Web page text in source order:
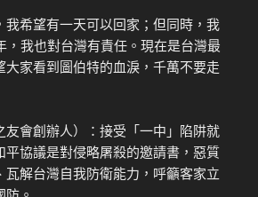
我希望有一天可以回家；但同時，我
，我也對台灣有責任。現在是台灣最
大家看到圖伯特的血淚，千萬不要走
友會創辦人）：接受「一中」陷阱就
平協議是對侵略屠殺的邀請書，惡質
瓦解台灣自我防衛能力，呼籲客家立